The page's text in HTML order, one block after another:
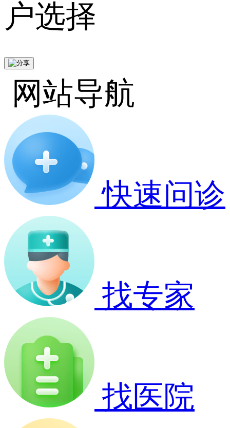
户选择
网站导航
快速问诊
找专家
找医院